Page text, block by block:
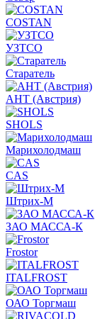
COSTAN
УЗТСО
Старатель
АНТ (Австрия)
SHOLS
Марихолодмаш
CAS
Штрих-М
ЗАО МАССА-К
Frostor
ITALFROST
ОАО Торгмаш